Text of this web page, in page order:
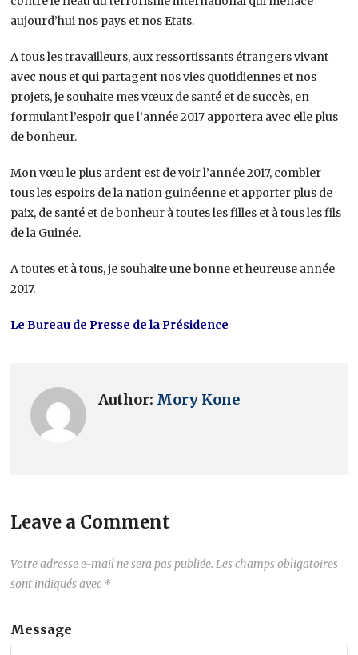
aujourd’hui nos pays et nos Etats.
A tous les travailleurs, aux ressortissants étrangers vivant
avec nous et qui partagent nos vies quotidiennes et nos
projets, je souhaite mes vœux de santé et de succès, en
formulant l’espoir que l’année 2017 apportera avec elle plus
de bonheur.
Mon vœu le plus ardent est de voir l’année 2017, combler
tous les espoirs de la nation guinéenne et apporter plus de
paix, de santé et de bonheur à toutes les filles et à tous les fils
de la Guinée.
A toutes et à tous, je souhaite une bonne et heureuse année
2017.
Le Bureau de Presse de la Présidence
Author: Mory Kone
Leave a Comment
Votre adresse e-mail ne sera pas publiée. Les champs obligatoires
sont indiqués avec *
Message